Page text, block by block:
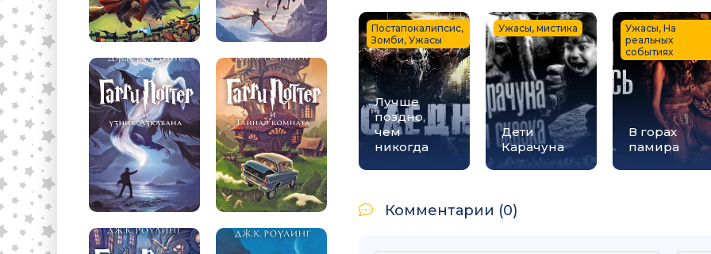
Лучше
поздно,
чем
никогда
Постапокалипсис,
Зомби, Ужасы
Дети
Карачуна
Ужасы, мистика
В горах
памира
Ужасы, На
реальных
событиях
Комментарии (0)